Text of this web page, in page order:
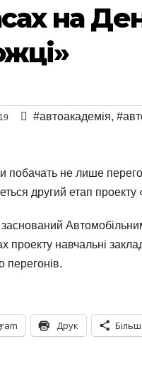
на
#автоакадемія,
побачать не лише
другий етап
проекту навчальні
перегонів.
Друк